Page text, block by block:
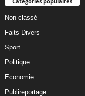
Non classé
Faits Divers
Sport
Politique
Economie
Publireportage